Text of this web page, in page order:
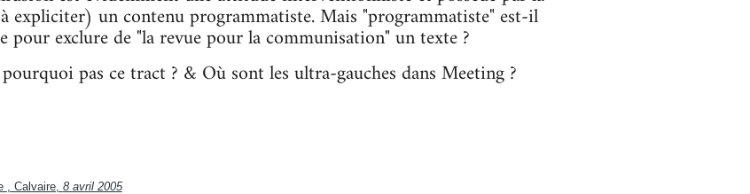
expliciter) un contenu programmatiste. Mais "programmatiste" est-il
pour exclure de "la revue pour la communisation" un texte ?
pas ce tract ? & Où sont les ultra-gauches dans Meeting ?
, Calvaire, 8 avril 2005